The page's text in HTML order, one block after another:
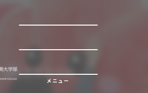
メニュー
地域連携事例集